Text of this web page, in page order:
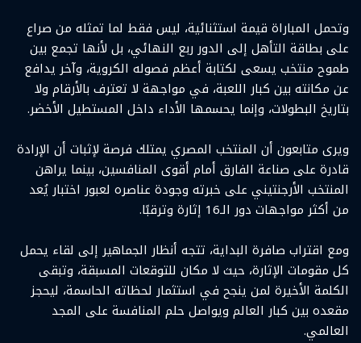
وتحمل المباراة قيمة استثنائية، ليس فقط لما تمثله من صراع
على بطاقة التأهل إلى الدور ربع النهائي، بل لأنها تجمع بين
طموح منتخب يسعى لكتابة أعظم فصوله الكروية، وآخر يدافع
عن مكانته بين كبار اللعبة، في مواجهة لا تعترف بالأرقام ولا
بتاريخ البطولات، وإنما يحسمها الأداء داخل المستطيل الأخضر.
ويرى متابعون أن المنتخب المصري يمتلك فرصة لإثبات أن الإرادة
قادرة على صناعة الفارق أمام أقوى المنافسين، بينما يراهن
المنتخب الأرجنتيني على خبرته وجودة عناصره لعبور اختبار يُعد
من أكثر مواجهات دور الـ16 إثارة وترقبًا.
ومع اقتراب صافرة البداية، تتجه أنظار الجماهير إلى لقاء يحمل
كل مقومات الإثارة، حيث لا مكان للتوقعات المسبقة، وتبقى
الكلمة الأخيرة لمن ينجح في استثمار لحظاته الحاسمة، ليحجز
مقعده بين كبار العالم ويواصل حلم المنافسة على المجد
العالمي.